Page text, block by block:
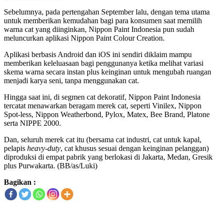
Sebelumnya, pada pertengahan September lalu, dengan tema utama
untuk memberikan kemudahan bagi para konsumen saat memilih
warna cat yang diinginkan, Nippon Paint Indonesia pun sudah
meluncurkan aplikasi Nippon Paint Colour Creation.
Aplikasi berbasis Android dan iOS ini sendiri diklaim mampu
memberikan keleluasaan bagi penggunanya ketika melihat variasi
skema warna secara instan plus keinginan untuk mengubah ruangan
menjadi karya seni, tanpa menggunakan cat.
Hingga saat ini, di segmen cat dekoratif, Nippon Paint Indonesia
tercatat menawarkan beragam merek cat, seperti Vinilex, Nippon
Spot-less, Nippon Weatherbond, Pylox, Matex, Bee Brand, Platone
serta NIPPE 2000.
Dan, seluruh merek cat itu (bersama cat industri, cat untuk kapal,
pelapis heavy-duty, cat khusus sesuai dengan keinginan pelanggan)
diproduksi di empat pabrik yang berlokasi di Jakarta, Medan, Gresik
plus Purwakarta. (BB/as/Luki)
Bagikan :